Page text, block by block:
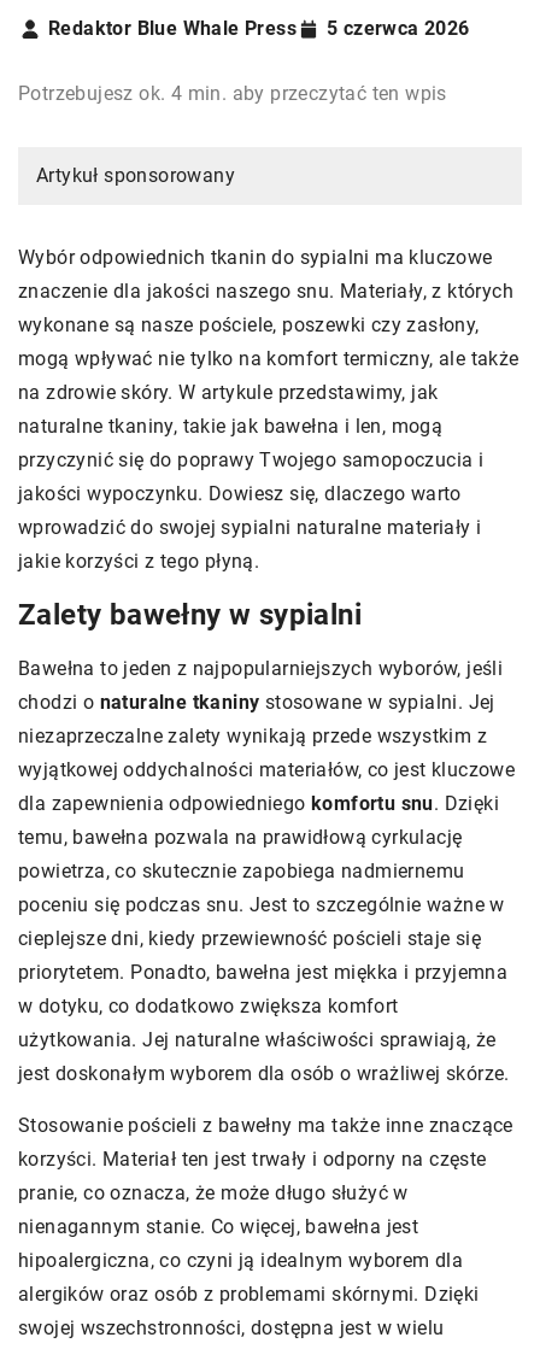
Redaktor Blue Whale Press 5 czerwca 2026
Potrzebujesz ok. 4 min. aby przeczytać ten wpis
Artykuł sponsorowany
Wybór odpowiednich tkanin do sypialni ma kluczowe
znaczenie dla jakości naszego snu. Materiały, z których
wykonane są nasze pościele, poszewki czy zasłony,
mogą wpływać nie tylko na komfort termiczny, ale także
na zdrowie skóry. W artykule przedstawimy, jak
naturalne tkaniny, takie jak bawełna i len, mogą
przyczynić się do poprawy Twojego samopoczucia i
jakości wypoczynku. Dowiesz się, dlaczego warto
wprowadzić do swojej sypialni naturalne materiały i
jakie korzyści z tego płyną.
Zalety bawełny w sypialni
Bawełna to jeden z najpopularniejszych wyborów, jeśli
chodzi o naturalne tkaniny stosowane w sypialni. Jej
niezaprzeczalne zalety wynikają przede wszystkim z
wyjątkowej oddychalności materiałów, co jest kluczowe
dla zapewnienia odpowiedniego komfortu snu. Dzięki
temu, bawełna pozwala na prawidłową cyrkulację
powietrza, co skutecznie zapobiega nadmiernemu
poceniu się podczas snu. Jest to szczególnie ważne w
cieplejsze dni, kiedy przewiewność pościeli staje się
priorytetem. Ponadto, bawełna jest miękka i przyjemna
w dotyku, co dodatkowo zwiększa komfort
użytkowania. Jej naturalne właściwości sprawiają, że
jest doskonałym wyborem dla osób o wrażliwej skórze.
Stosowanie pościeli z bawełny ma także inne znaczące
korzyści. Materiał ten jest trwały i odporny na częste
pranie, co oznacza, że może długo służyć w
nienagannym stanie. Co więcej, bawełna jest
hipoalergiczna, co czyni ją idealnym wyborem dla
alergików oraz osób z problemami skórnymi. Dzięki
swojej wszechstronności, dostępna jest w wielu